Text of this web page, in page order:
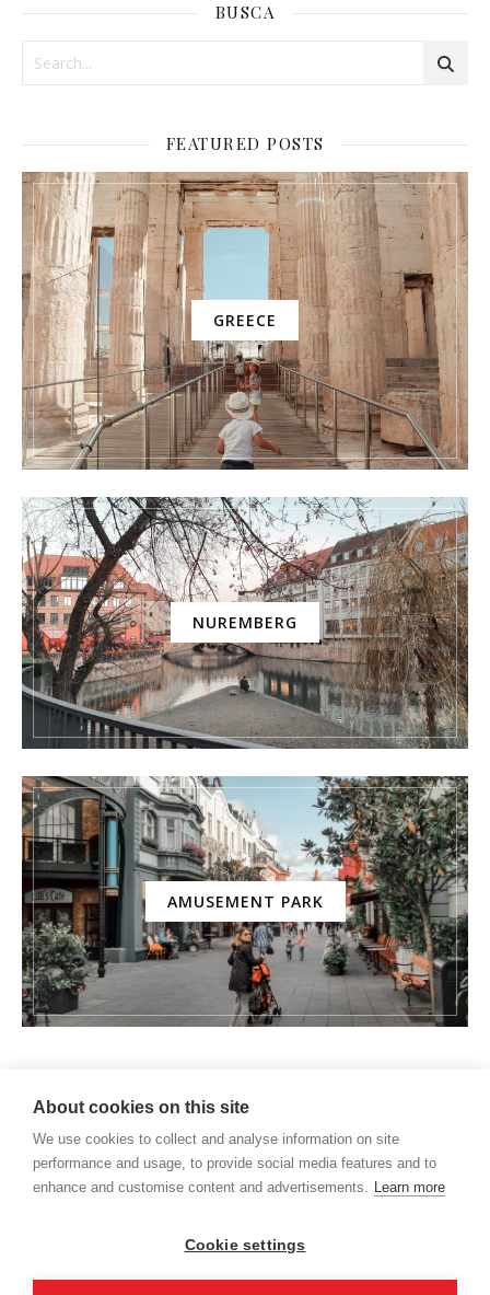
BUSCA
FEATURED POSTS
GREECE
NUREMBERG
AMUSEMENT PARK
About cookies on this site
We use cookies to collect and analyse information on site
performance and usage, to provide social media features and to
enhance and customise content and advertisements. Learn more
Cookie settings